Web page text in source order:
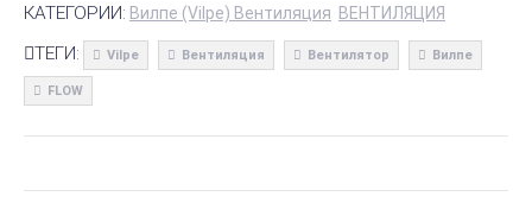
КАТЕГОРИИ: Вилпе (Vilpe) Вентиляция ВЕНТИЛЯЦИЯ
ТЕГИ: Vilpe Вентиляция Вентилятор Вилпе
FLOW